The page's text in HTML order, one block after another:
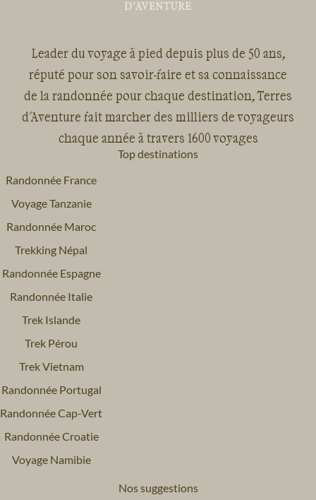
Leader du voyage à pied depuis plus de 50 ans,
réputé pour son savoir-faire et sa connaissance
de la randonnée pour chaque destination, Terres
d'Aventure fait marcher des milliers de voyageurs
chaque année à travers 1600 voyages
Top destinations
Randonnée France
Voyage Tanzanie
Randonnée Maroc
Trekking Népal
Randonnée Espagne
Randonnée Italie
Trek Islande
Trek Pérou
Trek Vietnam
Randonnée Portugal
Randonnée Cap-Vert
Randonnée Croatie
Voyage Namibie
Nos suggestions